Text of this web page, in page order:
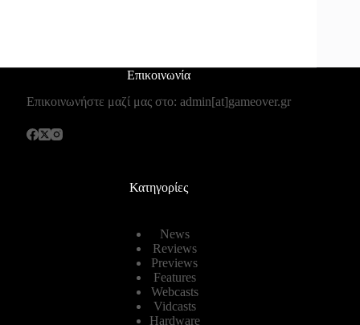
Επικοινωνία
Επικοινωνήστε μαζί μας στο: admin[at]gameover.gr
Κατηγορίες
News
Reviews
Previews
Features
Webcasts
Vidcasts
Hardware